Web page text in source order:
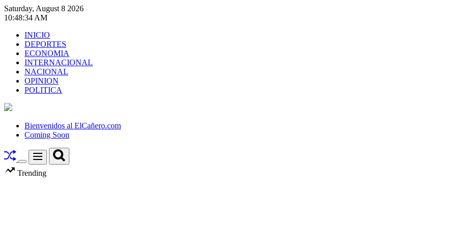
Skip
to
Saturday, August 8 2026
10:48:35 AM
INICIO
DEPORTES
ECONOMIA
INTERNACIONAL
NACIONAL
OPINION
POLITICA
El
Bienvenidos al ElCañero.com
Coming Soon
Switch
color
Menu Search
Trending